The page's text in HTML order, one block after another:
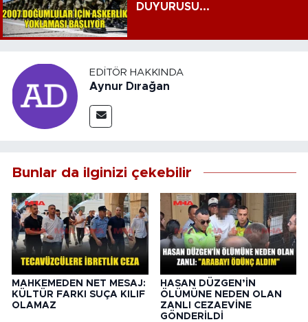
DUYURUSU...
EDITÖR HAKKINDA
Aynur Dırağan
Bunlar da ilginizi çekebilir
MAHKEMEDEN NET MESAJ:
KÜLTÜR FARKI SUÇA KILIF
OLAMAZ
HASAN DÜZGEN’İN
ÖLÜMÜNE NEDEN OLAN
ZANLI CEZAEVİNE
GÖNDERİLDİ